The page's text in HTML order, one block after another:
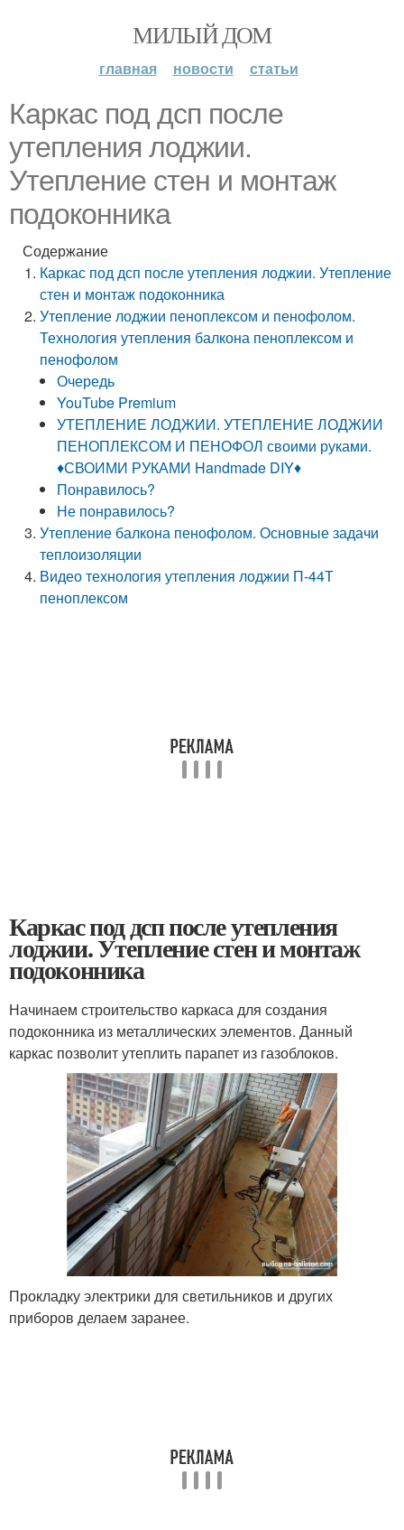
МИЛЫЙ ДОМ
главная новости статьи
Каркас под дсп после
утепления лоджии.
Утепление стен и монтаж
подоконника
Содержание
Каркас под дсп после утепления лоджии. Утепление
стен и монтаж подоконника
Утепление лоджии пеноплексом и пенофолом.
Технология утепления балкона пеноплексом и
пенофолом
Очередь
YouTube Premium
УТЕПЛЕНИЕ ЛОДЖИИ. УТЕПЛЕНИЕ ЛОДЖИИ
ПЕНОПЛЕКСОМ И ПЕНОФОЛ своими руками.
♦СВОИМИ РУКАМИ Handmade DIY♦
Понравилось?
Не понравилось?
Утепление балкона пенофолом. Основные задачи
теплоизоляции
Видео технология утепления лоджии П-44Т
пеноплексом
Каркас под дсп после утепления
лоджии. Утепление стен и монтаж
подоконника
Начинаем строительство каркаса для создания
подоконника из металлических элементов. Данный
каркас позволит утеплить парапет из газоблоков.
Прокладку электрики для светильников и других
приборов делаем заранее.